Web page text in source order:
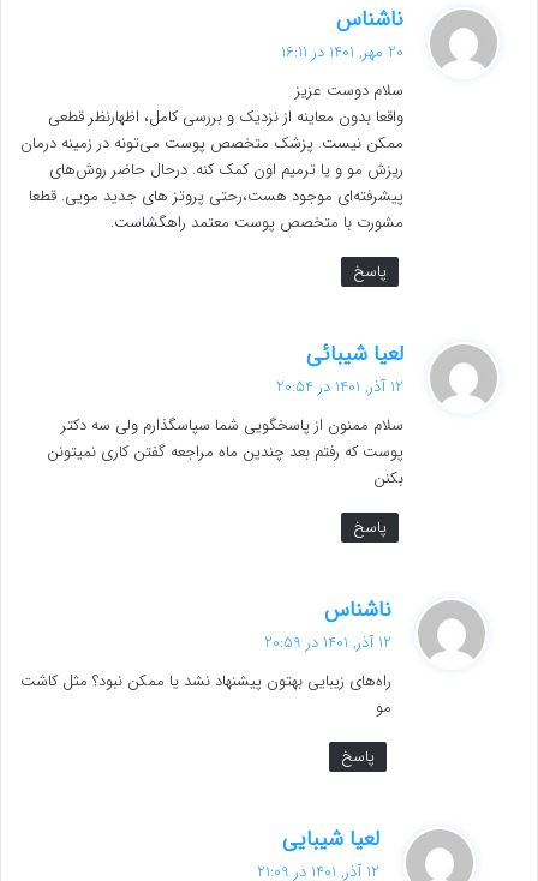
ناشناس
ف
:
20 مهر, 1401 در 16:11
سلام دوست عزیز
واقعا بدون معاینه از نزدیک و بررسی کامل، اظهارنظر قطعی
ممکن نیست. پزشک متخصص پوست می‌تونه در زمینه درمان
ریزش مو و یا ترمیم اون کمک کنه. درحال حاضر روش‌های
پیشرفته‌ای موجود هست،رحتی پروتز های جدید مویی. قطعا
مشورت با متخصص پوست معتمد راهگشاست.
پاسخ
لعیا شیبائی
ف
:
12 آذر, 1401 در 20:54
سلام ممنون از پاسخگویی شما سپاسگذارم ولی سه دکتر
پوست که رفتم بعد چندین ماه مراجعه گفتن کاری نمیتونن
بکنن
پاسخ
ناشناس
:
12 آذر, 1401 در 20:59
راه‌های زیبایی بهتون پیشنهاد نشد یا ممکن نبود؟ مثل کاشت
مو
پاسخ
لعیا شیبایی
12 آذر, 1401 در 21:09